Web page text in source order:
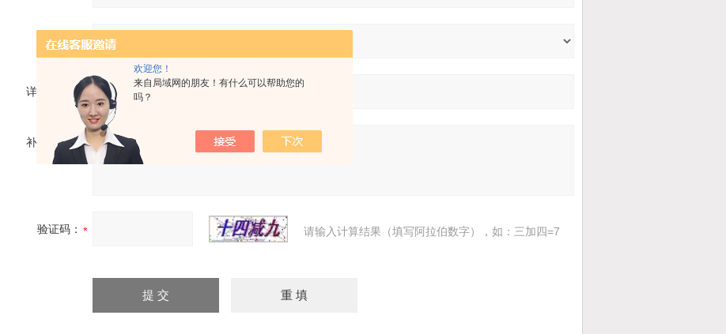
欢迎您！
来自局域网的朋友！有什么可以帮助您的
吗？
省份：
详细地址：
补充说明：
验证码： 请输入计算结果（填写阿拉伯数字），如：三加四=7